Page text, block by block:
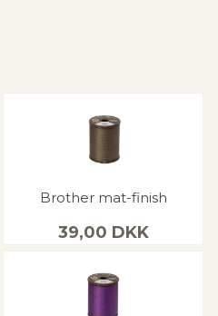
Brother mat-finish
39,00 DKK